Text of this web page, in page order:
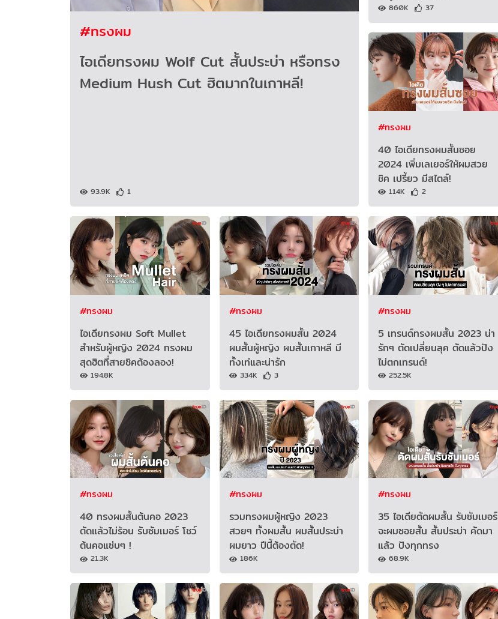
#ทรงผม
ไอเดียทรงผม Wolf Cut สั้นประบ่า หรือทรง
Medium Hush Cut ฮิตมากในเกาหลี!
93.9K 1
860K 37
#ทรงผม
40 ไอเดียทรงผมสั้นซอย
2024 เพิ่มเลเยอร์ให้ผมสวย
ชิค เปรี้ยว มีสไตล์!
114K 2
#ทรงผม
ไอเดียทรงผม Soft Mullet
สำหรับผู้หญิง 2024 ทรงผม
สุดฮิตที่สายชิคต้องลอง!
194.8K
#ทรงผม
45 ไอเดียทรงผมสั้น 2024
ผมสั้นผู้หญิง ผมสั้นเกาหลี มี
ทั้งเท่และน่ารัก
334K 3
#ทรงผม
5 เทรนด์ทรงผมสั้น 2023 น่า
รักๆ ตัดเปลี่ยนลุค ตัดแล้วปัง
ไม่ตกเทรนด์!
252.5K
#ทรงผม
40 ทรงผมสั้นต้นคอ 2023
ตัดแล้วไม่ร้อน รับซัมเมอร์ โชว์
ต้นคอแซ่บๆ !
21.3K
#ทรงผม
รวมทรงผมผู้หญิง 2023
สวยๆ ทั้งผมสั้น ผมสั้นประบ่า
ผมยาว ปีนี้ต้องตัด!
186K
#ทรงผม
35 ไอเดียตัดผมสั้น รับซัมเมอร์
จะผมซอยสั้น สั้นประบ่า คัดมา
แล้ว ปังทุกทรง
68.9K